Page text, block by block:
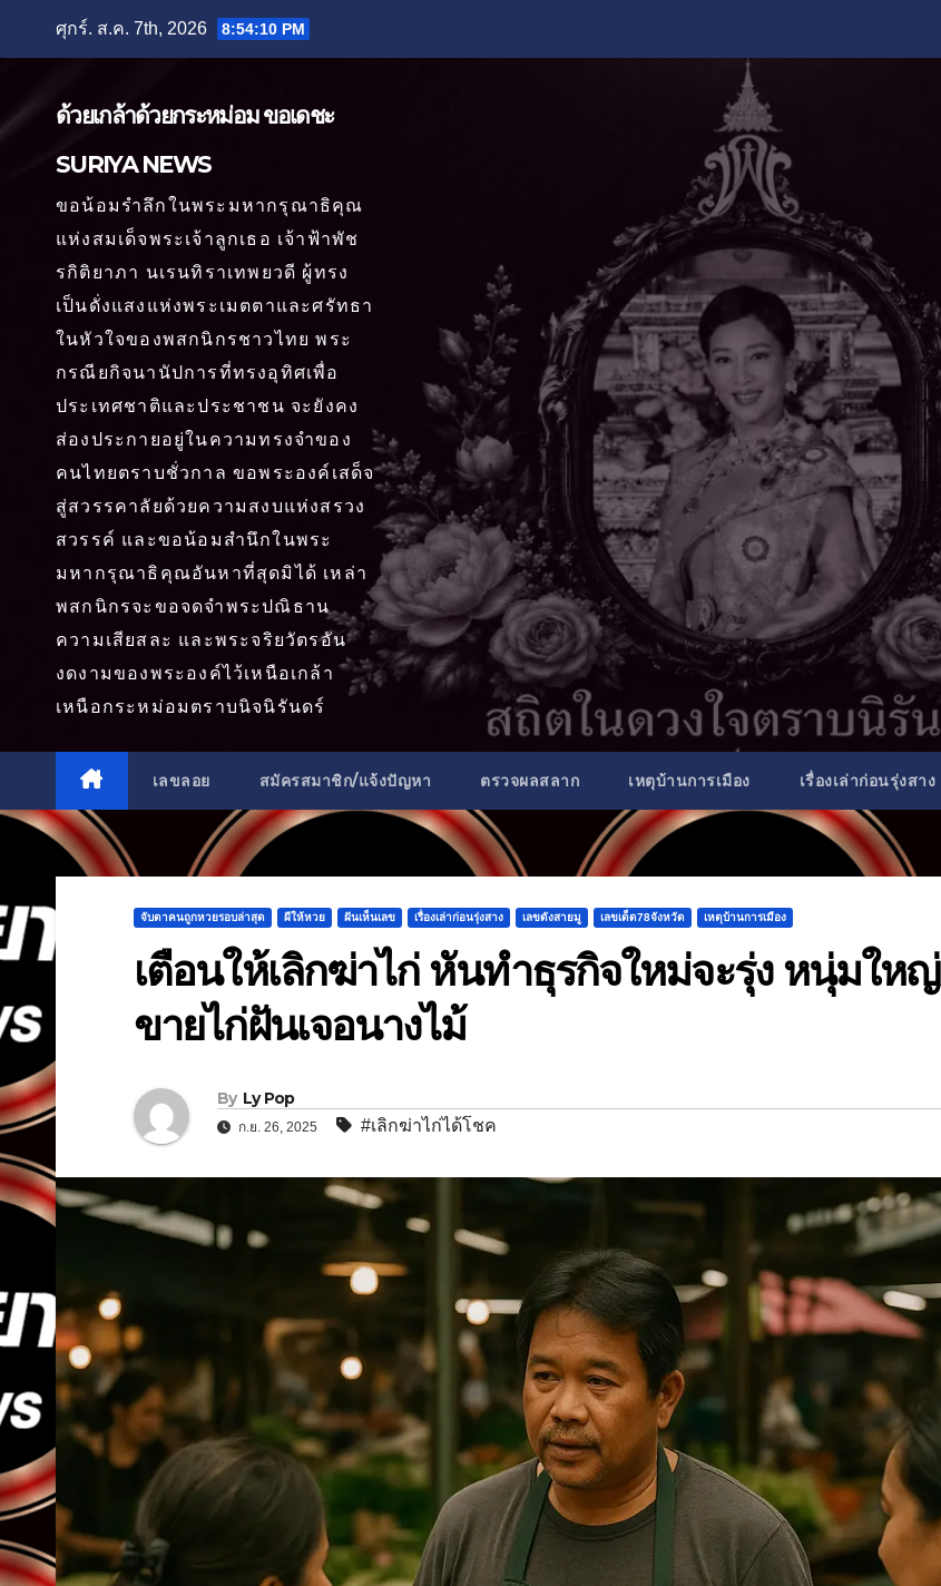
ศุกร์. ส.ค. 7th, 2026 8:54:12 PM
ด้วยเกล้าด้วยกระหม่อม ขอเดชะ
SURIYA NEWS
ขอน้อมรำลึกในพระมหากรุณาธิคุณ
แห่งสมเด็จพระเจ้าลูกเธอ เจ้าฟ้าพัช
รกิติยาภา นเรนทิราเทพยวดี ผู้ทรง
เป็นดั่งแสงแห่งพระเมตตาและศรัทธา
ในหัวใจของพสกนิกรชาวไทย พระ
กรณียกิจนานัปการที่ทรงอุทิศเพื่อ
ประเทศชาติและประชาชน จะยังคง
ส่องประกายอยู่ในความทรงจำของ
คนไทยตราบชั่วกาล ขอพระองค์เสด็จ
สู่สวรรคาลัยด้วยความสงบแห่งสรวง
สวรรค์ และขอน้อมสำนึกในพระ
มหากรุณาธิคุณอันหาที่สุดมิได้ เหล่า
พสกนิกรจะขอจดจำพระปณิธาน
ความเสียสละ และพระจริยวัตรอัน
งดงามของพระองค์ไว้เหนือเกล้า
เหนือกระหม่อมตราบนิจนิรันดร์
เลขลอย สมัครสมาชิก/แจ้งปัญหา ตรวจผลสลาก เหตุบ้านการเมือง เรื่องเล่าก่อนรุ่งสาง
จับตาคนถูกหวยรอบล่าสุด ผีให้หวย ฝันเห็นเลข เรื่องเล่าก่อนรุ่งสาง เลขดังสายมู เลขเด็ด78จังหวัด เหตุบ้านการเมือง
เตือนให้เลิกฆ่าไก่ หันทำธุรกิจใหม่จะรุ่ง หนุ่มใหญ่
ขายไก่ฝันเจอนางไม้
By Ly Pop
ก.ย. 26, 2025 #เลิกฆ่าไก่ได้โชค